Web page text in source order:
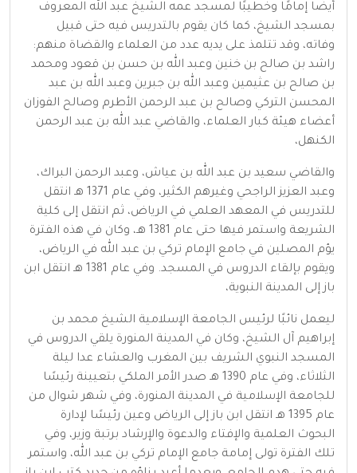
أيضًا إمامًا وخطيبًا لمسجد عمه الشيخ عبد الله المعروف
بمسجد الشيخ، كما كان يقوم بالتدريس فيه حتى قبيل
وفاته، وقد تتلمذ على يديه عدد من العلماء والقضاة منهم:
راشد بن صالح بن خنين وعبد الله بن حسن بن قعود ومحمد
بن صالح بن عثيمين وعبد الله بن جبرين وعبد الله بن عبد
المحسن التركي وصالح بن عبد الرحمن الأطرم وصالح الفوزان
أعضاء هيئة كبار العلماء، والقاضي عبد الله بن عبد الرحمن
الكنهل،
والقاضي سعيد بن عبد الله بن عياش، وعبد الرحمن البراك،
وعبد العزيز الراجحي وغيرهم الكثير، وفي عام 1371 هـ انتقل
للتدريس في المعهد العلمي في الرياض، ثم انتقل إلى كلية
الشريعة واستمر فيها حتى عام 1381 هـ، وكان في هذه الفترة
يؤم المصلين في جامع الإمام تركي بن عبد الله في الرياض،
ويقوم بإلقاء الدروس في المسجد. وفي عام 1381 هـ انتقل ابن
باز إلى المدينة النبوية،
ليعمل نائبًا لرئيس الجامعة الإسلامية الشيخ محمد بن
إبراهيم آل الشيخ، وكان في المدينة المنورة يلقي الدروس في
المسجد النبوي الشريف بين المغرب والعشاء عدا ليلة
الثلاثاء، وفي عام 1390 هـ صدر الأمر الملكي بتعيينة رئيسًا
للجامعة الإسلامية في المدينة المنورة، وفي شهر شوال من
عام 1395 هـ انتقل ابن باز إلى الرياض وعين رئيسًا لإدارة
البحوث العلمية والإفتاء والدعوة والإرشاد برتبة وزير، وفي
تلك الفترة تولى إمامة جامع الإمام تركي بن عبد الله، واستمر